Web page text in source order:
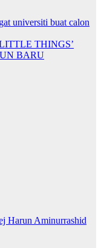
universiti buat calon
THINGS’
BARU
Harun Aminurrashid